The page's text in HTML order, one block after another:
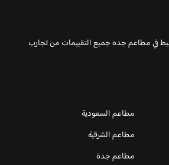
في مطاعم جده جميع التقييمات من تجارب
مطاعم السعودية
مطاعم الشرقية
مطاعم جدة